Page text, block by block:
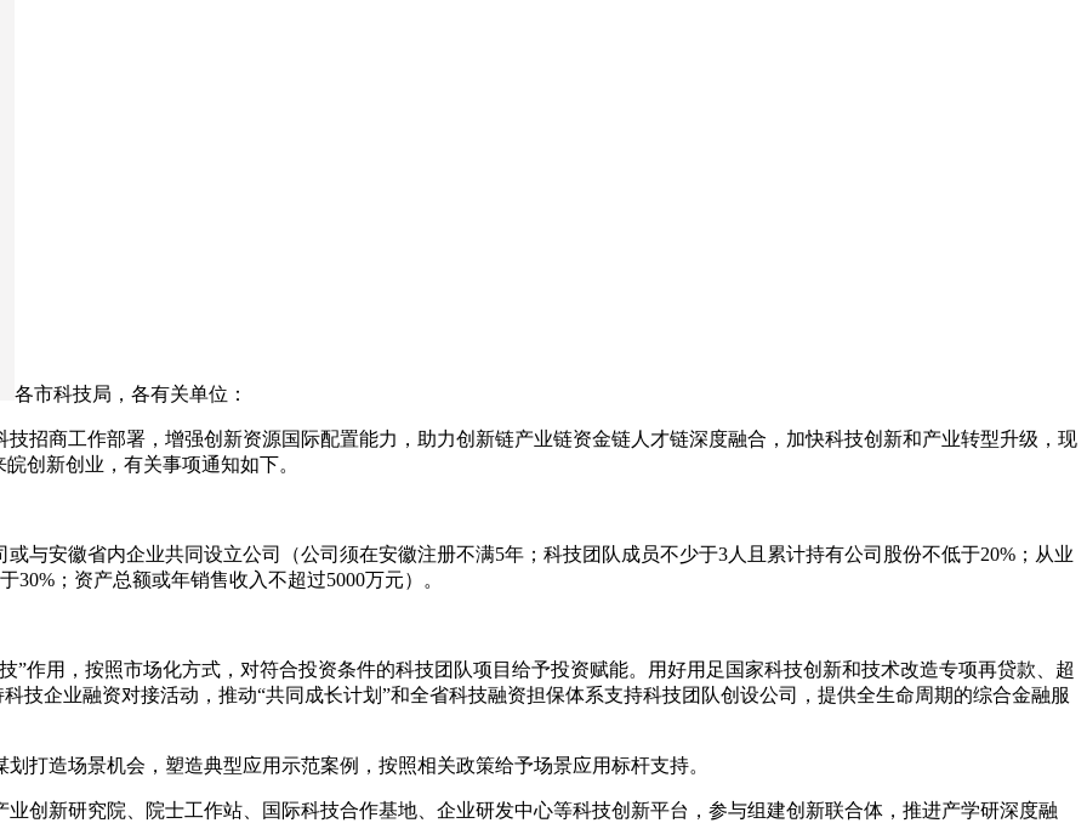
各市科技局，各有关单位：
招商工作部署，增强创新资源国际配置能力，助力创新链产业链资金链人才链深度融合，加快科技创新和产业转型升级，现
创新创业，有关事项通知如下。
与安徽省内企业共同设立公司（公司须在安徽注册不满5年；科技团队成员不少于3人且累计持有公司股份不低于20%；从业
；资产总额或年销售收入不超过5000万元）。
”作用，按照市场化方式，对符合投资条件的科技团队项目给予投资赋能。用好用足国家科技创新和技术改造专项再贷款、超
技企业融资对接活动，推动“共同成长计划”和全省科技融资担保体系支持科技团队创设公司，提供全生命周期的综合金融服
打造场景机会，塑造典型应用示范案例，按照相关政策给予场景应用标杆支持。
创新研究院、院士工作站、国际科技合作基地、企业研发中心等科技创新平台，参与组建创新联合体，推进产学研深度融